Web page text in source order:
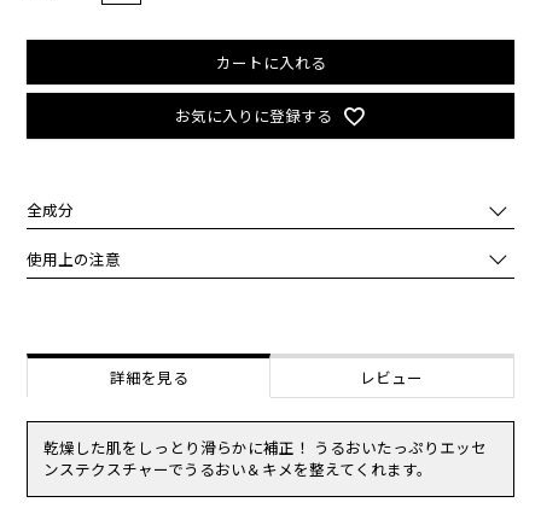
お気に入りに登録する
カートに入れる
全成分
水,イソノナン酸イソトリデシル,グリセリン,ＢＧ,プロパンジオール,
塩化Ｎａ,イソステアリン酸ポリグリセリル－２,（カプリル酸／カプ
リセリル－２,香料,チャ葉エキス,ダイマージリノール酸ジイソステア
リン酸ポリグリセリル－３,エチルヘキシルグリセリン,トリ（カプリ
ル酸／カプリン酸）グリセリル,トリイソステアリン酸イソプロピル
チタン,ヒアルロン酸Ｎａ,グンジョウ,トリイソステアリン酸ポリグリ
セリル－２,ヒアルロン酸ヒドロキシプロピルトリモニウム,加水分解
ヒアルロン酸,アセチルヒアルロン酸Ｎａ,ヒアルロン酸,加水分解ヒア
使用上の注意
皮膚科専門医等にご相談されることをおすすめします。
（1）使用中、赤味、はれ、かゆみ、刺激、白抜け(白斑等)、黒ずみ
（2）使用したお肌に、直射日光があたって上記のような異常があら
われた場合。
傷やはれもの、湿疹等、異常のある部位にはお使いにならないでくだ
さい。
詳細を見る レビュー
乾燥した肌をしっとり滑らかに補正！ うるおいたっぷりエッセ
ンステクスチャーでうるおい＆キメを整えてくれます。